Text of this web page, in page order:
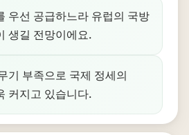
우선 공급하느라 유럽의 국방
생길 전망이에요.
기 부족으로 국제 정세의
커지고 있습니다.